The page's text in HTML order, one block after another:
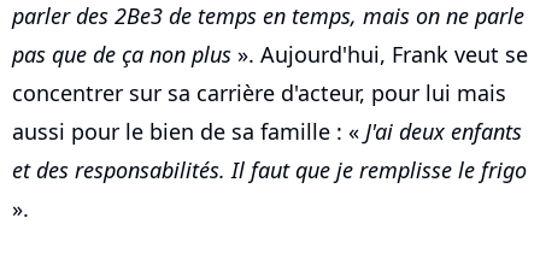
parler des 2Be3 de temps en temps, mais on ne parle
pas que de ça non plus ». Aujourd'hui, Frank veut se
concentrer sur sa carrière d'acteur, pour lui mais
aussi pour le bien de sa famille : « J'ai deux enfants
et des responsabilités. Il faut que je remplisse le frigo
».